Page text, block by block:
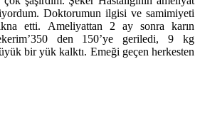
Doktorumun ilgisi ve samimiyeti
etti. Ameliyattan 2 ay sonra karın
den 150’ye geriledi, 9 kg
bir yük kalktı. Emeği geçen herkesten